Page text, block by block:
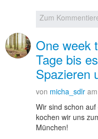
Zum
One week
Tage bis
Spazieren
von micha_sdlr
Wir sind schon
kochen wir uns
München!